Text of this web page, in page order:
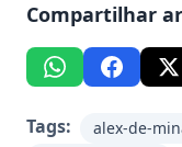
Compartilhar
Tags: alex-de-